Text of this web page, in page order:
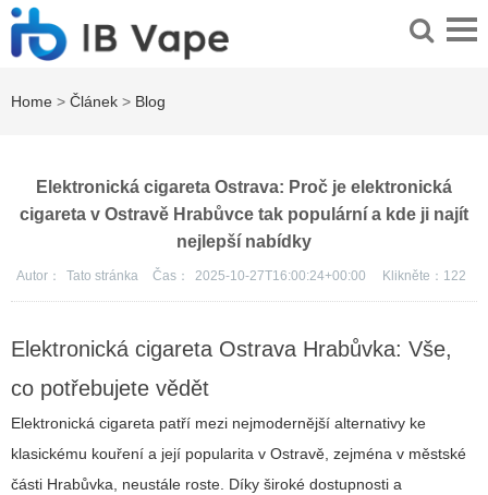
Home > Článek > Blog
Elektronická cigareta Ostrava: Proč je elektronická
cigareta v Ostravě Hrabůvce tak populární a kde ji najít
nejlepší nabídky
Autor： Tato stránka Čas： 2025-10-27T16:00:24+00:00 Klikněte： 122
Elektronická cigareta Ostrava Hrabůvka: Vše,
co potřebujete vědět
Elektronická cigareta patří mezi nejmodernější alternativy ke
klasickému kouření a její popularita v Ostravě, zejména v městské
části Hrabůvka, neustále roste. Díky široké dostupnosti a